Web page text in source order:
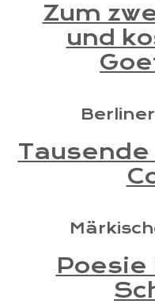
Zum
und
Poesie